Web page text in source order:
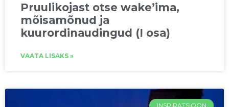
Pruulikojast otse wake’ima,
mõisamõnud ja
kuurordinaudingud (I osa)
VAATA LISAKS »
INSPIRATSIOON